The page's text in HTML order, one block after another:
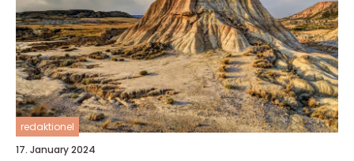
redaktionel
17. January 2024